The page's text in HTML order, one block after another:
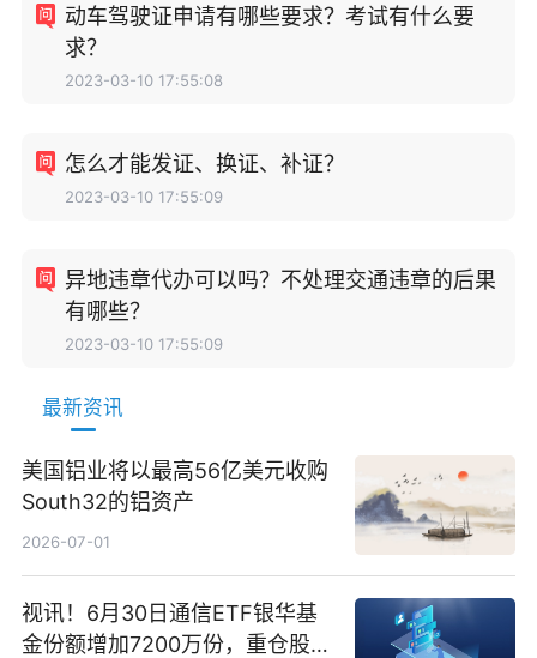
动车驾驶证申请有哪些要求？考试有什么要
求？
2023-03-10 17:55:08
怎么才能发证、换证、补证？
2023-03-10 17:55:09
异地违章代办可以吗？不处理交通违章的后果
有哪些？
2023-03-10 17:55:09
最新资讯
美国铝业将以最高56亿美元收购
South32的铝资产
2026-07-01
视讯！6月30日通信ETF银华基
金份额增加7200万份，重仓股新